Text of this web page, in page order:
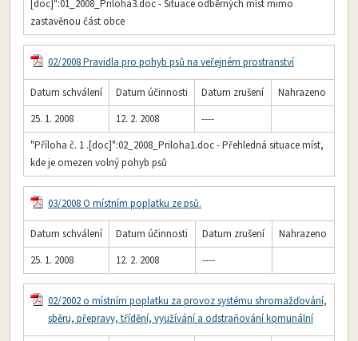
[doc]":01_2008_Priloha3.doc - Situace odběrných míst mimo
zastavěnou část obce
02/2008 Pravidla pro pohyb psů na veřejném prostranství
Datum schválení Datum účinnosti Datum zrušení
Nahrazeno
25. 1. 2008
12. 2. 2008
----
"Příloha č. 1 .[doc]":02_2008_Priloha1.doc - Přehledná situace míst,
kde je omezen volný pohyb psů
03/2008 O místním poplatku ze psů.
Datum schválení Datum účinnosti Datum zrušení
Nahrazeno
25. 1. 2008
12. 2. 2008 ----
02/2002 o místním poplatku za provoz systému shromažďování,
sběru, přepravy, třídění, využívání a odstraňování komunální